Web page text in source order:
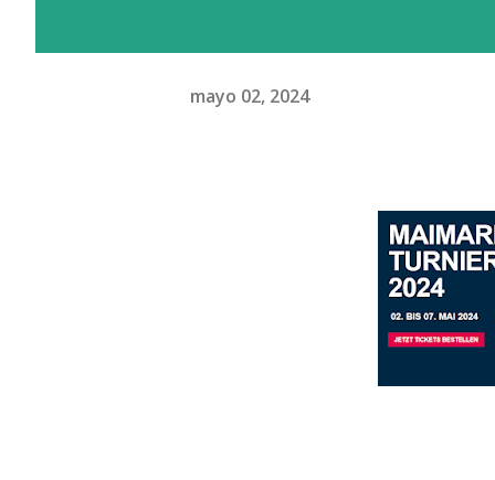
mayo 02, 2024